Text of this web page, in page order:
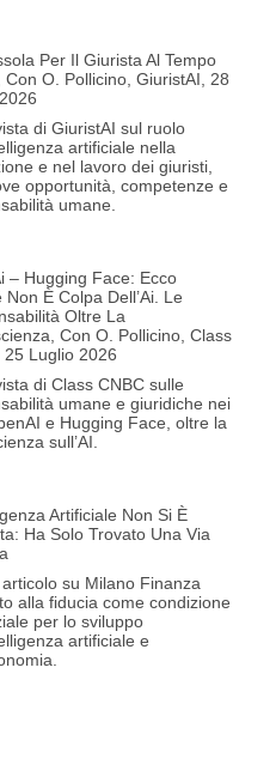
Per Il Giurista Al Tempo
Con O. Pollicino, GiuristAI, 28
di GiuristAI sul ruolo
artificiale nella
e nel lavoro dei giuristi,
opportunità, competenze e
umane.
– Hugging Face: Ecco
Non È Colpa Dell’Ai. Le
Oltre La
Con O. Pollicino, Class
25 Luglio 2026
di Class CNBC sulle
umane e giuridiche nei
e Hugging Face, oltre la
sull’AI.
Artificiale Non Si È
Ha Solo Trovato Una Via
su Milano Finanza
alla fiducia come condizione
per lo sviluppo
artificiale e